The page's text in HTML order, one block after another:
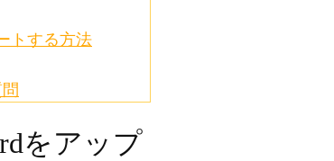
トする方法
をアップ